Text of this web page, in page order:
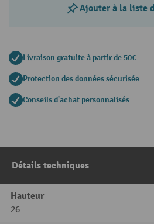
Ajouter à la liste
Livraison gratuite à partir de 50€
Protection des données sécurisée
Conseils d'achat personnalisés
Détails techniques
Hauteur
26